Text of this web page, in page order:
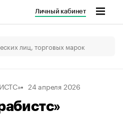
Личный кабинет
24 апреля 2026